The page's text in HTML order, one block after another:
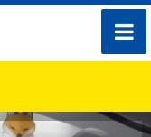
toggle